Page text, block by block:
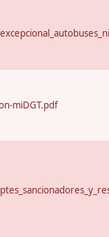
miDGT.pdf